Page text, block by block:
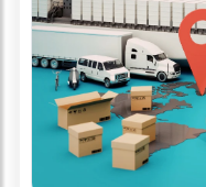
รับน้ำหนักได้พอดี ไม่เหลื
สินค้า มีข้อจำกัดไหม? (
เครื่องโฟล์คลิฟต์สำหรับโ
อะไรบ้าง? (เช่น ต้องก
ประกันภัยสินค้ามูลค่าสูงครอบค
ประเภทรถขนส่งให้ตรง
มือลูกค้าอย่างปลอดภั
"เส้นตรง" จุดรับสินค้าจะ
อาคารฝั่งตรงข้ามกัน สิน
ย้อนกลับ ข้อดี: ลดความ
เด็ดขาด กระบวนการทำ
อุบัติเหตุบริเวณคอขวด
มาก และต้องใช้พื้นที่ภา
ต้องเริ่มทำตั้งแต่วันนี้ เพื่
ฝันร้ายเรื่องภาษีย้อนหลั
Account) อย่างเคร่งครั
สรรพากร บัญชีเล่มสอง
เข้าบัญชีธนาคาร ข้อมูล
ถูกเชื่อมโยงถึงกันหมด
จะทำให้ตัวเลขในงบกา